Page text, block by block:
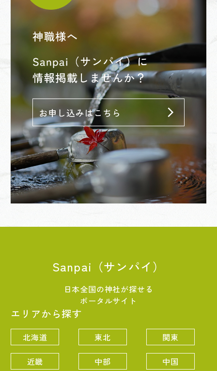
Sanpai（サンパイ）
日本全国の神社が探せる
ポータルサイト
エリアから探す
北海道 東北 関東
近畿 中部 中国